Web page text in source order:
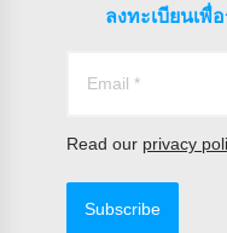
ลงทะเบียนเ
Read our privacy
Subscribe